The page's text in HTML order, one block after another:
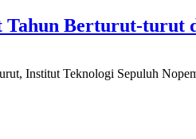
Berturut-turut
Institut Teknologi Sepuluh